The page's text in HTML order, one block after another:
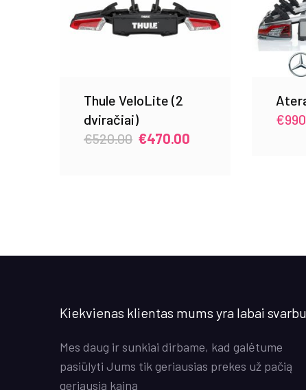
Thule VeloLite (2
dviračiai)
€520.00 Original
€470.00
€
Kiekvienas klientas mums yra labai
Mes daug ir sunkiai dirbame, kad galėtume
pasiūlyti Jums tik geriausias prekes už pačią
geriausią kainą